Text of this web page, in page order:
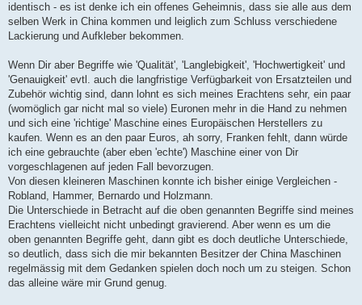
identisch - es ist denke ich ein offenes Geheimnis, dass sie alle aus dem
selben Werk in China kommen und leiglich zum Schluss verschiedene
Lackierung und Aufkleber bekommen.
Wenn Dir aber Begriffe wie 'Qualität', 'Langlebigkeit', 'Hochwertigkeit' und
'Genauigkeit' evtl. auch die langfristige Verfügbarkeit von Ersatzteilen und
Zubehör wichtig sind, dann lohnt es sich meines Erachtens sehr, ein paar
(womöglich gar nicht mal so viele) Euronen mehr in die Hand zu nehmen
und sich eine 'richtige' Maschine eines Europäischen Herstellers zu
kaufen. Wenn es an den paar Euros, ah sorry, Franken fehlt, dann würde
ich eine gebrauchte (aber eben 'echte') Maschine einer von Dir
vorgeschlagenen auf jeden Fall bevorzugen.
Von diesen kleineren Maschinen konnte ich bisher einige Vergleichen -
Robland, Hammer, Bernardo und Holzmann.
Die Unterschiede in Betracht auf die oben genannten Begriffe sind meines
Erachtens vielleicht nicht unbedingt gravierend. Aber wenn es um die
oben genannten Begriffe geht, dann gibt es doch deutliche Unterschiede,
so deutlich, dass sich die mir bekannten Besitzer der China Maschinen
regelmässig mit dem Gedanken spielen doch noch um zu steigen. Schon
das alleine wäre mir Grund genug.